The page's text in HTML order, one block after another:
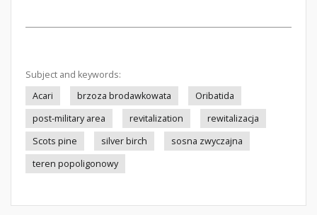
Subject and keywords:
Acari
brzoza brodawkowata
Oribatida
post-military area
revitalization
rewitalizacja
Scots pine
silver birch
sosna zwyczajna
teren popoligonowy